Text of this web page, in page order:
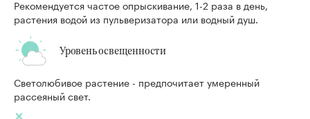
Рекомендуется частое опрыскивание, 1-2 раза в день,
растения водой из пульверизатора или водный душ.
Уровень освещенности
Светолюбивое растение - предпочитает умеренный
рассеяный свет.